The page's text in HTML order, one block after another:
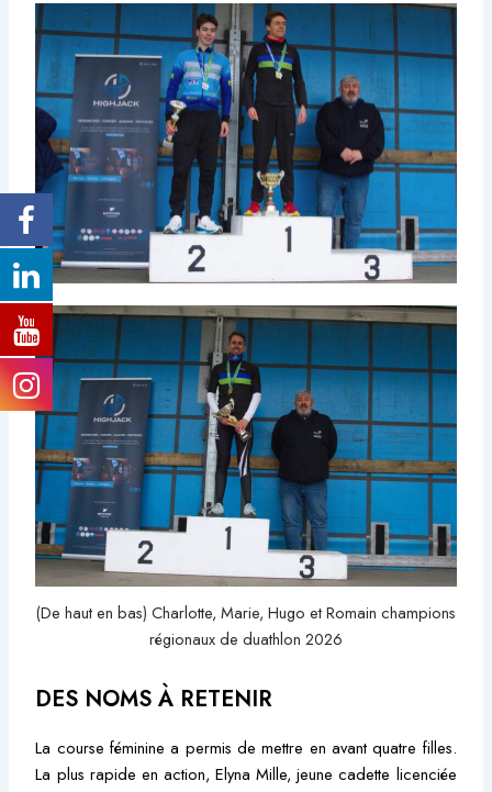
(De haut en bas) Charlotte, Marie, Hugo et Romain champions
régionaux de duathlon 2026
DES NOMS À RETENIR
La course féminine a permis de mettre en avant quatre filles.
La plus rapide en action, Elyna Mille, jeune cadette licenciée